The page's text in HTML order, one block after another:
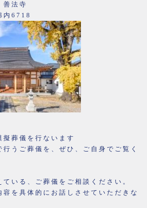
法寺
内6718
葬儀を行ないます
うご葬儀を、ぜひ、ご自身でご覧く
ている、ご葬儀をご相談ください。
容を具体的にお話しさせていただきな